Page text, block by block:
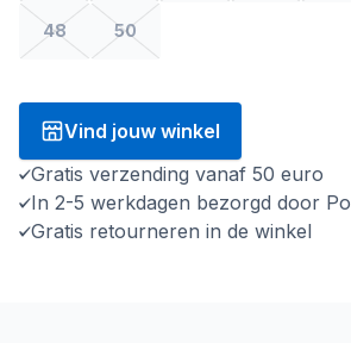
48 50
Vind jouw winkel
Gratis verzending vanaf 50 euro
In 2-5 werkdagen bezorgd door
Gratis retourneren in de winkel